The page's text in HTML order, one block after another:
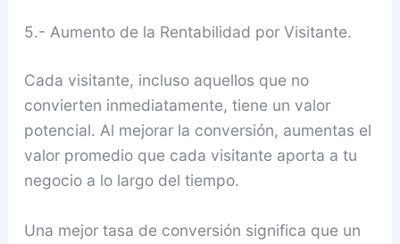
5.- Aumento de la Rentabilidad por Visitante.
Cada visitante, incluso aquellos que no
convierten inmediatamente, tiene un valor
potencial. Al mejorar la conversión, aumentas el
valor promedio que cada visitante aporta a tu
negocio a lo largo del tiempo.
Una mejor tasa de conversión significa que un